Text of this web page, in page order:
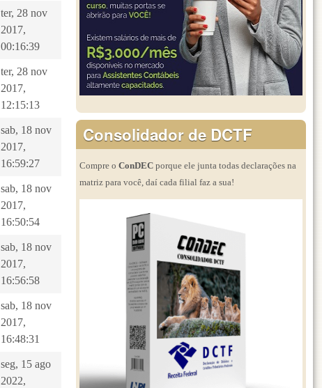
ter, 28 nov
2017,
00:16:39
ter, 28 nov
2017,
12:15:13
sab, 18 nov
2017,
16:59:27
sab, 18 nov
2017,
16:50:54
sab, 18 nov
2017,
16:56:58
sab, 18 nov
2017,
16:48:31
seg, 15 ago
2022,
Consolidador de DCTF
Compre o ConDEC porque ele junta todas declarações na
matriz para você, daí cada filial faz a sua!